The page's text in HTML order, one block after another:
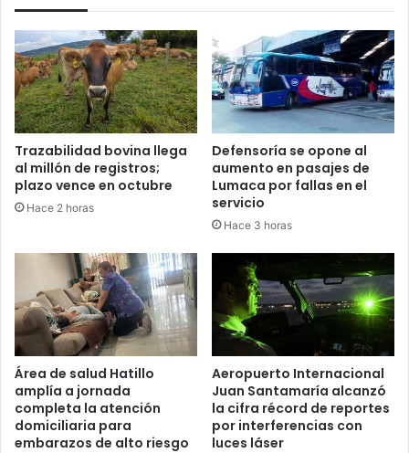
Trazabilidad bovina llega
al millón de registros;
plazo vence en octubre
Hace 2 horas
Defensoría se opone al
aumento en pasajes de
Lumaca por fallas en el
servicio
Hace 3 horas
Área de salud Hatillo
amplía a jornada
completa la atención
domiciliaria para
embarazos de alto riesgo
Aeropuerto Internacional
Juan Santamaría alcanzó
la cifra récord de reportes
por interferencias con
luces láser